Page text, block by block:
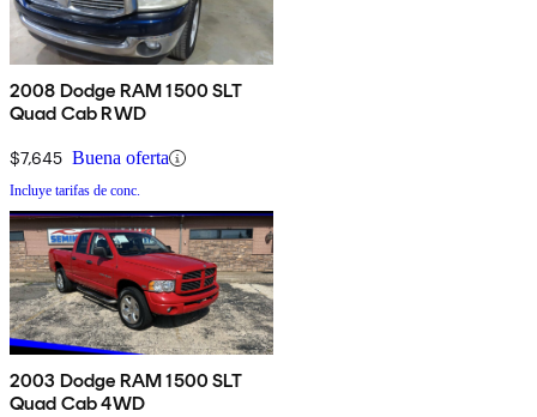
2008 Dodge RAM 1500 SLT
Quad Cab RWD
$7,645 Buena oferta
Incluye tarifas de conc.
2003 Dodge RAM 1500 SLT
Quad Cab 4WD